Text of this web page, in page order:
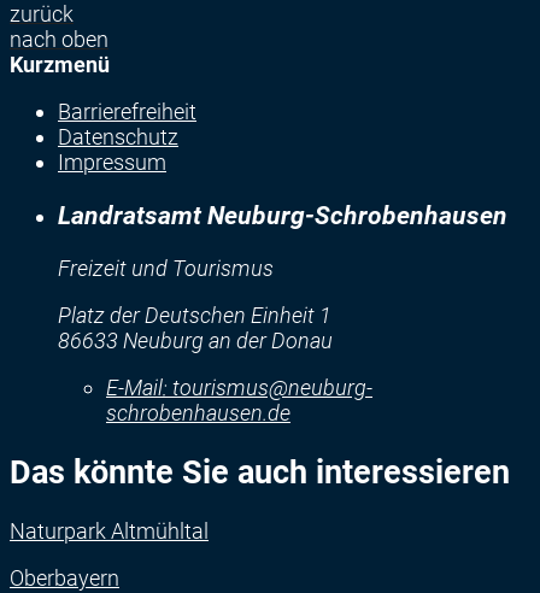
zurück
nach oben
Kurzmenü
Barrierefreiheit
Datenschutz
Impressum
Landratsamt Neuburg-Schrobenhausen
Freizeit und Tourismus
Platz der Deutschen Einheit 1
86633 Neuburg an der Donau
E-Mail: tourismus@neuburg-
schrobenhausen.de
Das könnte Sie auch interessieren
Naturpark Altmühltal
Oberbayern